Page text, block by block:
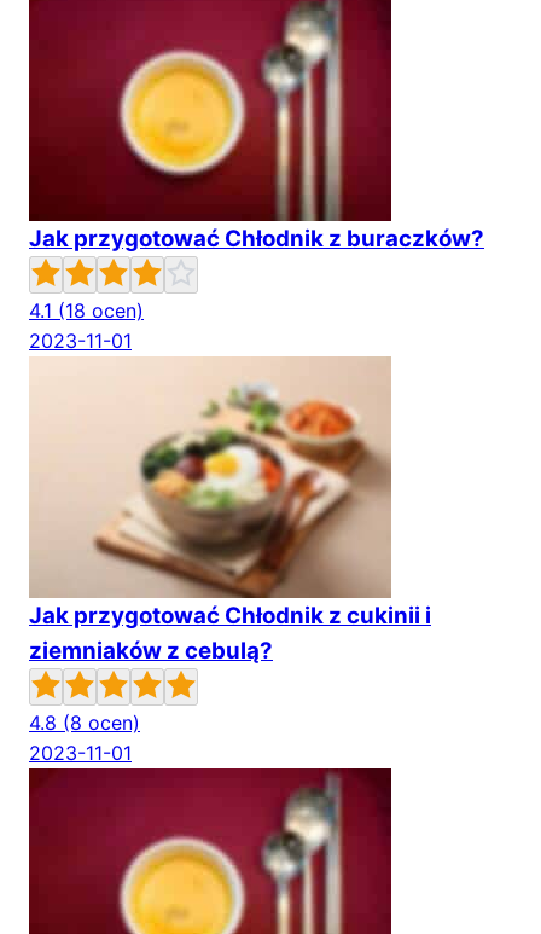
Jak przygotować Chłodnik z buraczków?
4.1 (18 ocen)
2023-11-01
Jak przygotować Chłodnik z cukinii i
ziemniaków z cebulą?
4.8 (8 ocen)
2023-11-01